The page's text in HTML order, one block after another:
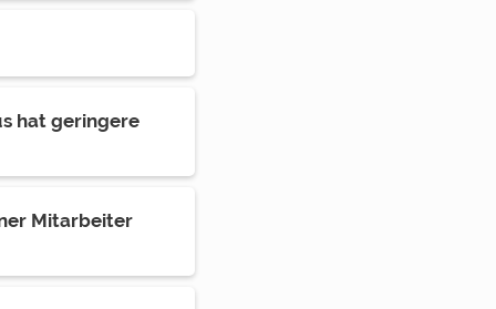
hat geringere
Mitarbeiter